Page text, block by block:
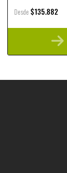
Desde $135.882